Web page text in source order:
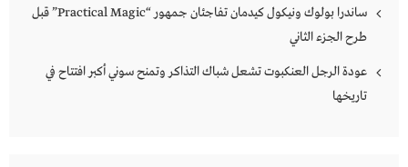
ساندرا بولوك ونيكول كيدمان تفاجئان جمهور “Practical Magic” قبل
طرح الجزء الثاني
عودة الرجل العنكبوت تشعل شباك التذاكر وتمنح سوني أكبر افتتاح في
تاريخها